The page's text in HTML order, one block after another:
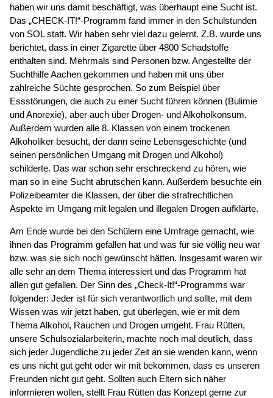
haben wir uns damit beschäftigt, was überhaupt eine Sucht ist.
Das „CHECK-IT!“-Programm fand immer in den Schulstunden
von SOL statt. Wir haben sehr viel dazu gelernt. Z.B. wurde uns
berichtet, dass in einer Zigarette über 4800 Schadstoffe
enthalten sind. Mehrmals sind Personen bzw. Angestellte der
Suchthilfe Aachen gekommen und haben mit uns über
zahlreiche Süchte gesprochen. So zum Beispiel über
Essstörungen, die auch zu einer Sucht führen können (Bulimie
und Anorexie), aber auch über Drogen- und Alkoholkonsum.
Außerdem wurden alle 8. Klassen von einem trockenen
Alkoholiker besucht, der dann seine Lebensgeschichte (und
seinen persönlichen Umgang mit Drogen und Alkohol)
schilderte. Das war schon sehr erschreckend zu hören, wie
man so in eine Sucht abrutschen kann. Außerdem besuchte ein
Polizeibeamter die Klassen, der über die strafrechtlichen
Aspekte im Umgang mit legalen und illegalen Drogen aufklärte.
Am Ende wurde bei den Schülern eine Umfrage gemacht, wie
ihnen das Programm gefallen hat und was für sie völlig neu war
bzw. was sie sich noch gewünscht hätten. Insgesamt waren wir
alle sehr an dem Thema interessiert und das Programm hat
allen gut gefallen. Der Sinn des „Check-It!“-Programms war
folgender: Jeder ist für sich verantwortlich und sollte, mit dem
Wissen was wir jetzt haben, gut überlegen, wie er mit dem
Thema Alkohol, Rauchen und Drogen umgeht. Frau Rütten,
unsere Schulsozialarbeiterin, machte noch mal deutlich, dass
sich jeder Jugendliche zu jeder Zeit an sie wenden kann, wenn
es uns nicht gut geht oder wir mit bekommen, dass es unseren
Freunden nicht gut geht. Sollten auch Eltern sich näher
informieren wollen, stellt Frau Rütten das Konzept gerne zur